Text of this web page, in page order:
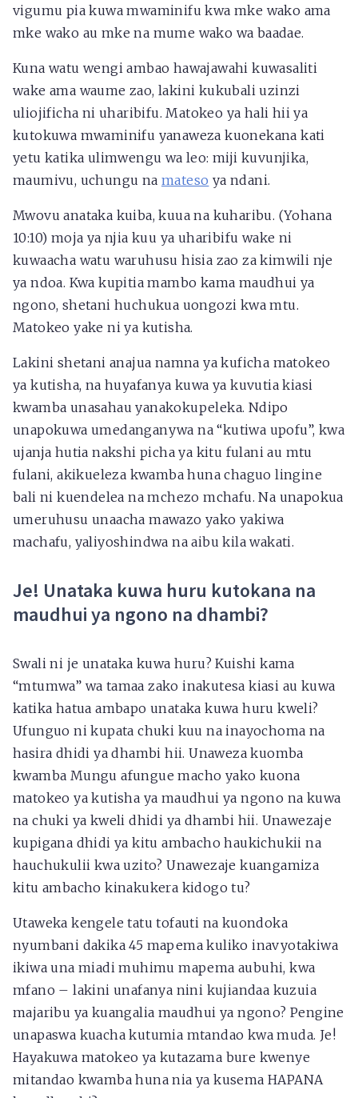
vigumu pia kuwa mwaminifu kwa mke wako ama
mke wako au mke na mume wako wa baadae.
Kuna watu wengi ambao hawajawahi kuwasaliti
wake ama waume zao, lakini kukubali uzinzi
uliojificha ni uharibifu. Matokeo ya hali hii ya
kutokuwa mwaminifu yanaweza kuonekana kati
yetu katika ulimwengu wa leo: miji kuvunjika,
maumivu, uchungu na mateso ya ndani.
Mwovu anataka kuiba, kuua na kuharibu. (Yohana
10:10) moja ya njia kuu ya uharibifu wake ni
kuwaacha watu waruhusu hisia zao za kimwili nje
ya ndoa. Kwa kupitia mambo kama maudhui ya
ngono, shetani huchukua uongozi kwa mtu.
Matokeo yake ni ya kutisha.
Lakini shetani anajua namna ya kuficha matokeo
ya kutisha, na huyafanya kuwa ya kuvutia kiasi
kwamba unasahau yanakokupeleka. Ndipo
unapokuwa umedanganywa na “kutiwa upofu”, kwa
ujanja hutia nakshi picha ya kitu fulani au mtu
fulani, akikueleza kwamba huna chaguo lingine
bali ni kuendelea na mchezo mchafu. Na unapokua
umeruhusu unaacha mawazo yako yakiwa
machafu, yaliyoshindwa na aibu kila wakati.
Je! Unataka kuwa huru kutokana na
maudhui ya ngono na dhambi?
Swali ni je unataka kuwa huru? Kuishi kama
“mtumwa” wa tamaa zako inakutesa kiasi au kuwa
katika hatua ambapo unataka kuwa huru kweli?
Ufunguo ni kupata chuki kuu na inayochoma na
hasira dhidi ya dhambi hii. Unaweza kuomba
kwamba Mungu afungue macho yako kuona
matokeo ya kutisha ya maudhui ya ngono na kuwa
na chuki ya kweli dhidi ya dhambi hii. Unawezaje
kupigana dhidi ya kitu ambacho haukichukii na
hauchukulii kwa uzito? Unawezaje kuangamiza
kitu ambacho kinakukera kidogo tu?
Utaweka kengele tatu tofauti na kuondoka
nyumbani dakika 45 mapema kuliko inavyotakiwa
ikiwa una miadi muhimu mapema aubuhi, kwa
mfano – lakini unafanya nini kujiandaa kuzuia
majaribu ya kuangalia maudhui ya ngono? Pengine
unapaswa kuacha kutumia mtandao kwa muda. Je!
Hayakuwa matokeo ya kutazama bure kwenye
mitandao kwamba huna nia ya kusema HAPANA